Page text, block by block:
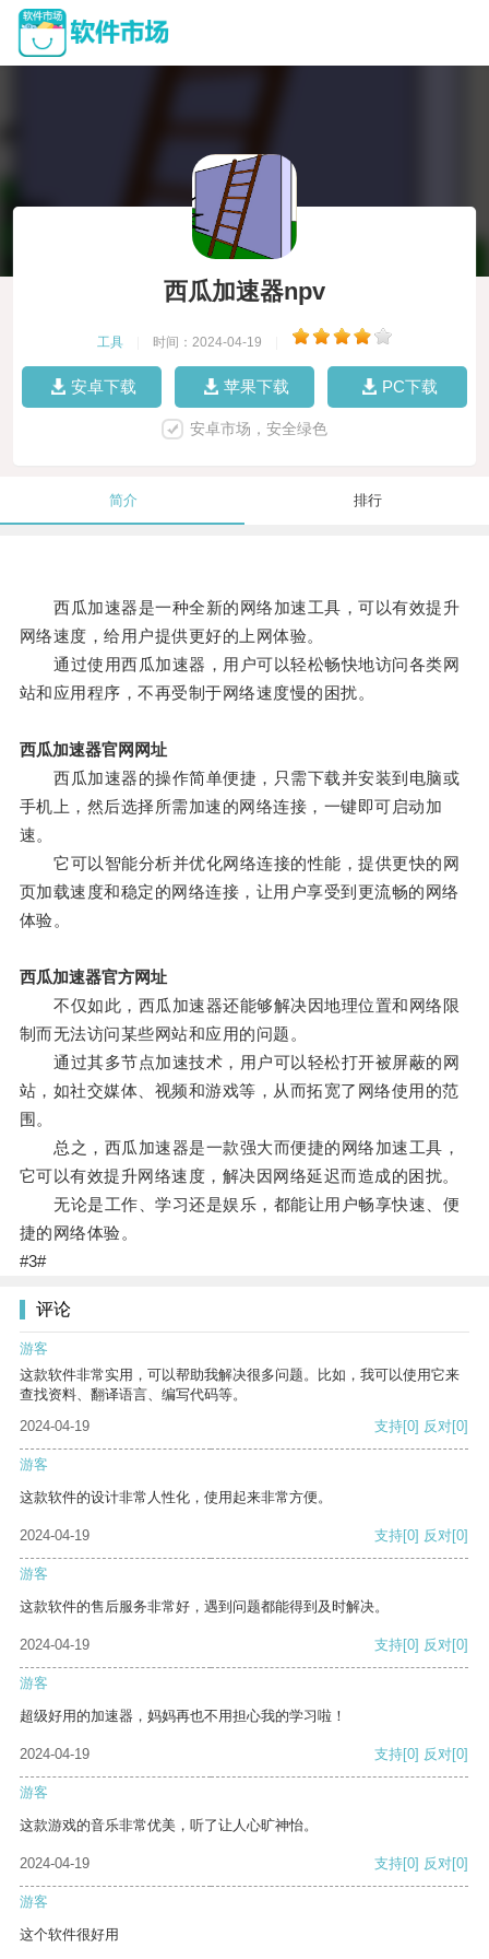
西瓜加速器npv
工具 时间：2024-04-19
安卓下载 苹果下载 PC下载
安卓市场，安全绿色
简介 排行
西瓜加速器是一种全新的网络加速工具，可以有效提升
网络速度，给用户提供更好的上网体验。
通过使用西瓜加速器，用户可以轻松畅快地访问各类网
站和应用程序，不再受制于网络速度慢的困扰。
西瓜加速器官网网址
西瓜加速器的操作简单便捷，只需下载并安装到电脑或
手机上，然后选择所需加速的网络连接，一键即可启动加
速。
它可以智能分析并优化网络连接的性能，提供更快的网
页加载速度和稳定的网络连接，让用户享受到更流畅的网络
体验。
西瓜加速器官方网址
不仅如此，西瓜加速器还能够解决因地理位置和网络限
制而无法访问某些网站和应用的问题。
通过其多节点加速技术，用户可以轻松打开被屏蔽的网
站，如社交媒体、视频和游戏等，从而拓宽了网络使用的范
围。
总之，西瓜加速器是一款强大而便捷的网络加速工具，
它可以有效提升网络速度，解决因网络延迟而造成的困扰。
无论是工作、学习还是娱乐，都能让用户畅享快速、便
捷的网络体验。
#3#
评论
游客
这款软件非常实用，可以帮助我解决很多问题。比如，我可以使用它来
查找资料、翻译语言、编写代码等。
2024-04-19
支持[0] 反对[0]
游客
这款软件的设计非常人性化，使用起来非常方便。
2024-04-19 支持[0] 反对[0]
游客
这款软件的售后服务非常好，遇到问题都能得到及时解决。
2024-04-19 支持[0] 反对[0]
游客
超级好用的加速器，妈妈再也不用担心我的学习啦！
2024-04-19 支持[0] 反对[0]
游客
这款游戏的音乐非常优美，听了让人心旷神怡。
2024-04-19 支持[0] 反对[0]
游客
这个软件很好用